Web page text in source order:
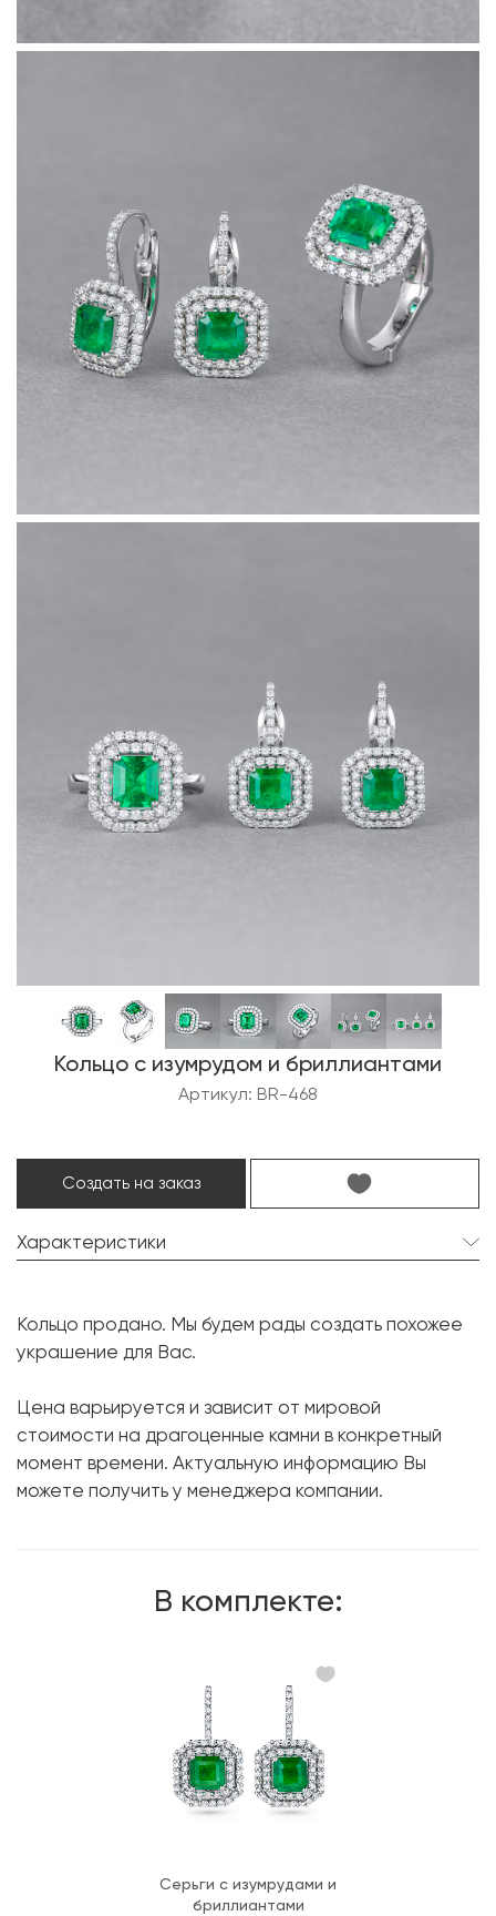
Кольцо с изумрудом и бриллиантами
Артикул: BR-468
Создать на заказ
Характеристики
Форма огранки:
Октагон
Форма огранки:
Металл:
Белое золото, 750 проба
Вес грамм:
Кольцо продано. Мы будем рады создать похожее
украшение для Вас.
Цена варьируется и зависит от мировой
стоимости на драгоценные камни в конкретный
момент времени. Актуальную информацию Вы
можете получить у менеджера компании.
В комплекте:
Серьги с изумрудами и
бриллиантами